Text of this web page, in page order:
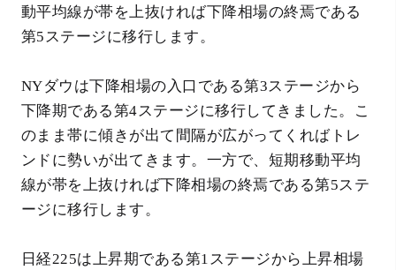
動平均線が帯を上抜ければ下降相場の終焉である
第5ステージに移行します。
NYダウは下降相場の入口である第3ステージから
下降期である第4ステージに移行してきました。こ
のまま帯に傾きが出て間隔が広がってくればトレ
ンドに勢いが出てきます。一方で、短期移動平均
線が帯を上抜ければ下降相場の終焉である第5ステ
ージに移行します。
日経225は上昇期である第1ステージから上昇相場